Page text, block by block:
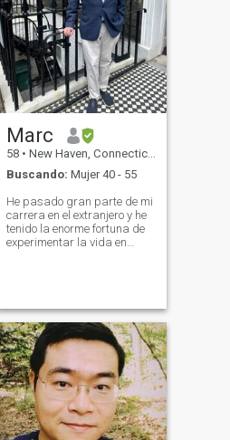
Marc
58 • New Haven, Connecticut, Estados Unidos
Buscando: Mujer 40 - 55
He pasado gran parte de mi
carrera en el extranjero y he
tenido la enorme fortuna de
experimentar la vida en
personas intrigantes y
emocionantes. Mis pasiones
se centran en el arte, la
historia, las lenguas
extranjeras, la literatura
clásica, la música clásica y
los viajes globales. \Nmi
filosofía en la vida es
razonablemente simple y
directa (tomada en parte de